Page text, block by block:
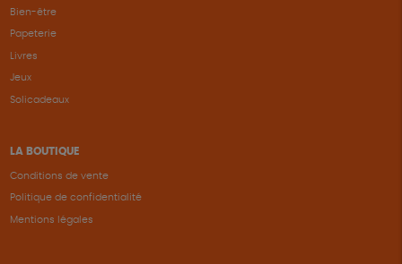
Bien-être
Papeterie
Livres
Jeux
Solicadeaux
LA BOUTIQUE
Conditions de vente
Politique de confidentialité
Mentions légales